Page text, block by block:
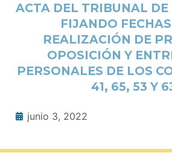
ACTA DEL TRIBUNAL DE
FIJANDO
REALIZACIÓN DE
OPOSICIÓN Y
PERSONALES DE LOS
41, 65, 53 Y
junio 3, 2022